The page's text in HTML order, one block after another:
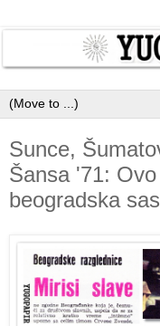
Sunce,
Šansa '71:
beogradska